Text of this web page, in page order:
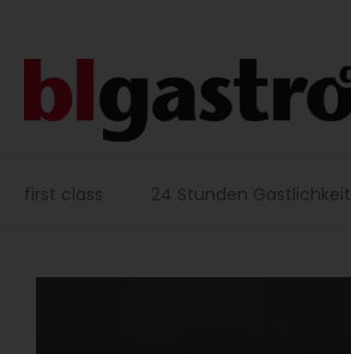
first class 24 Stunden Gastlichkeit